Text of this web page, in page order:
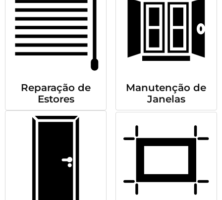
Reparação de
Estores
Manutenção de
Janelas